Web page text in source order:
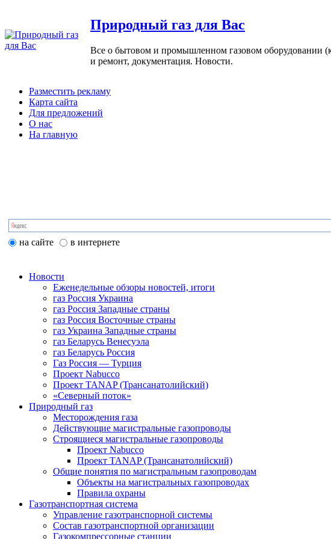
Природный газ для Вас
Все о бытовом и промышленном газовом оборудовании
и ремонт, документация. Новости.
Разместить рекламу
Карта сайта
Для предложений
О нас
На главную
на сайте в интернете
Новости
Еженедельные обзоры новостей, итоги
газ Россия Украина
газ Россия Западные страны
газ Россия Восточные страны
газ Украина Западные страны
газ Беларусь Венесуэла
газ Беларусь Россия
Газ Россия — Турция
Проект Nabucco
Проект TANAP (Трансанатолийский)
«Северный поток»
Природный газ
Месторождения газа
Действующие магистральные газопроводы
Строящиеся магистральные газопроводы
Проект Nabucco
Проект TANAP (Трансанатолийский)
Общие понятия по магистральным газопроводам
Объекты на магистральных газопроводах
Правила охраны
Газотранспортная система
Управление газотранспорной системы
Состав газотранспортной организации
Газокомпрессорные станции